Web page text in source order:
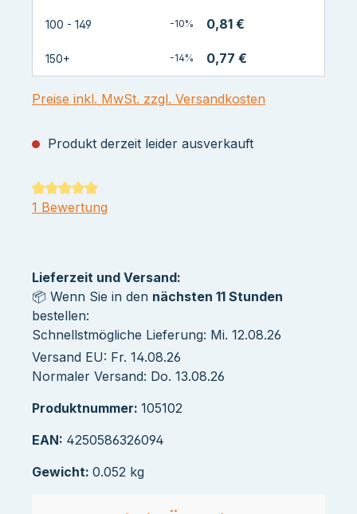
100 - 149 -10% 0,81 €
150+ -14% 0,77 €
Preise inkl. MwSt. zzgl. Versandkosten
Produkt derzeit leider ausverkauft
Durchschnittliche Bewertung von 5 von 5 Sternen
1 Bewertung
Lieferzeit und Versand:
📦 Wenn Sie in den nächsten 11 Stunden
bestellen:
Schnellstmögliche Lieferung: Mi. 12.08.26
Versand EU: Fr. 14.08.26
Normaler Versand: Do. 13.08.26
Produktnummer: 105102
EAN: 4250586326094
Gewicht: 0.052 kg